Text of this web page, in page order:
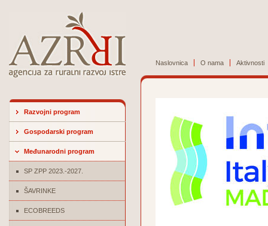
Naslovnica O nama Aktivnosti
Razvojni program
Gospodarski program
Međunarodni program
SP ZPP 2023.-2027.
ŠAVRINKE
ECOBREEDS